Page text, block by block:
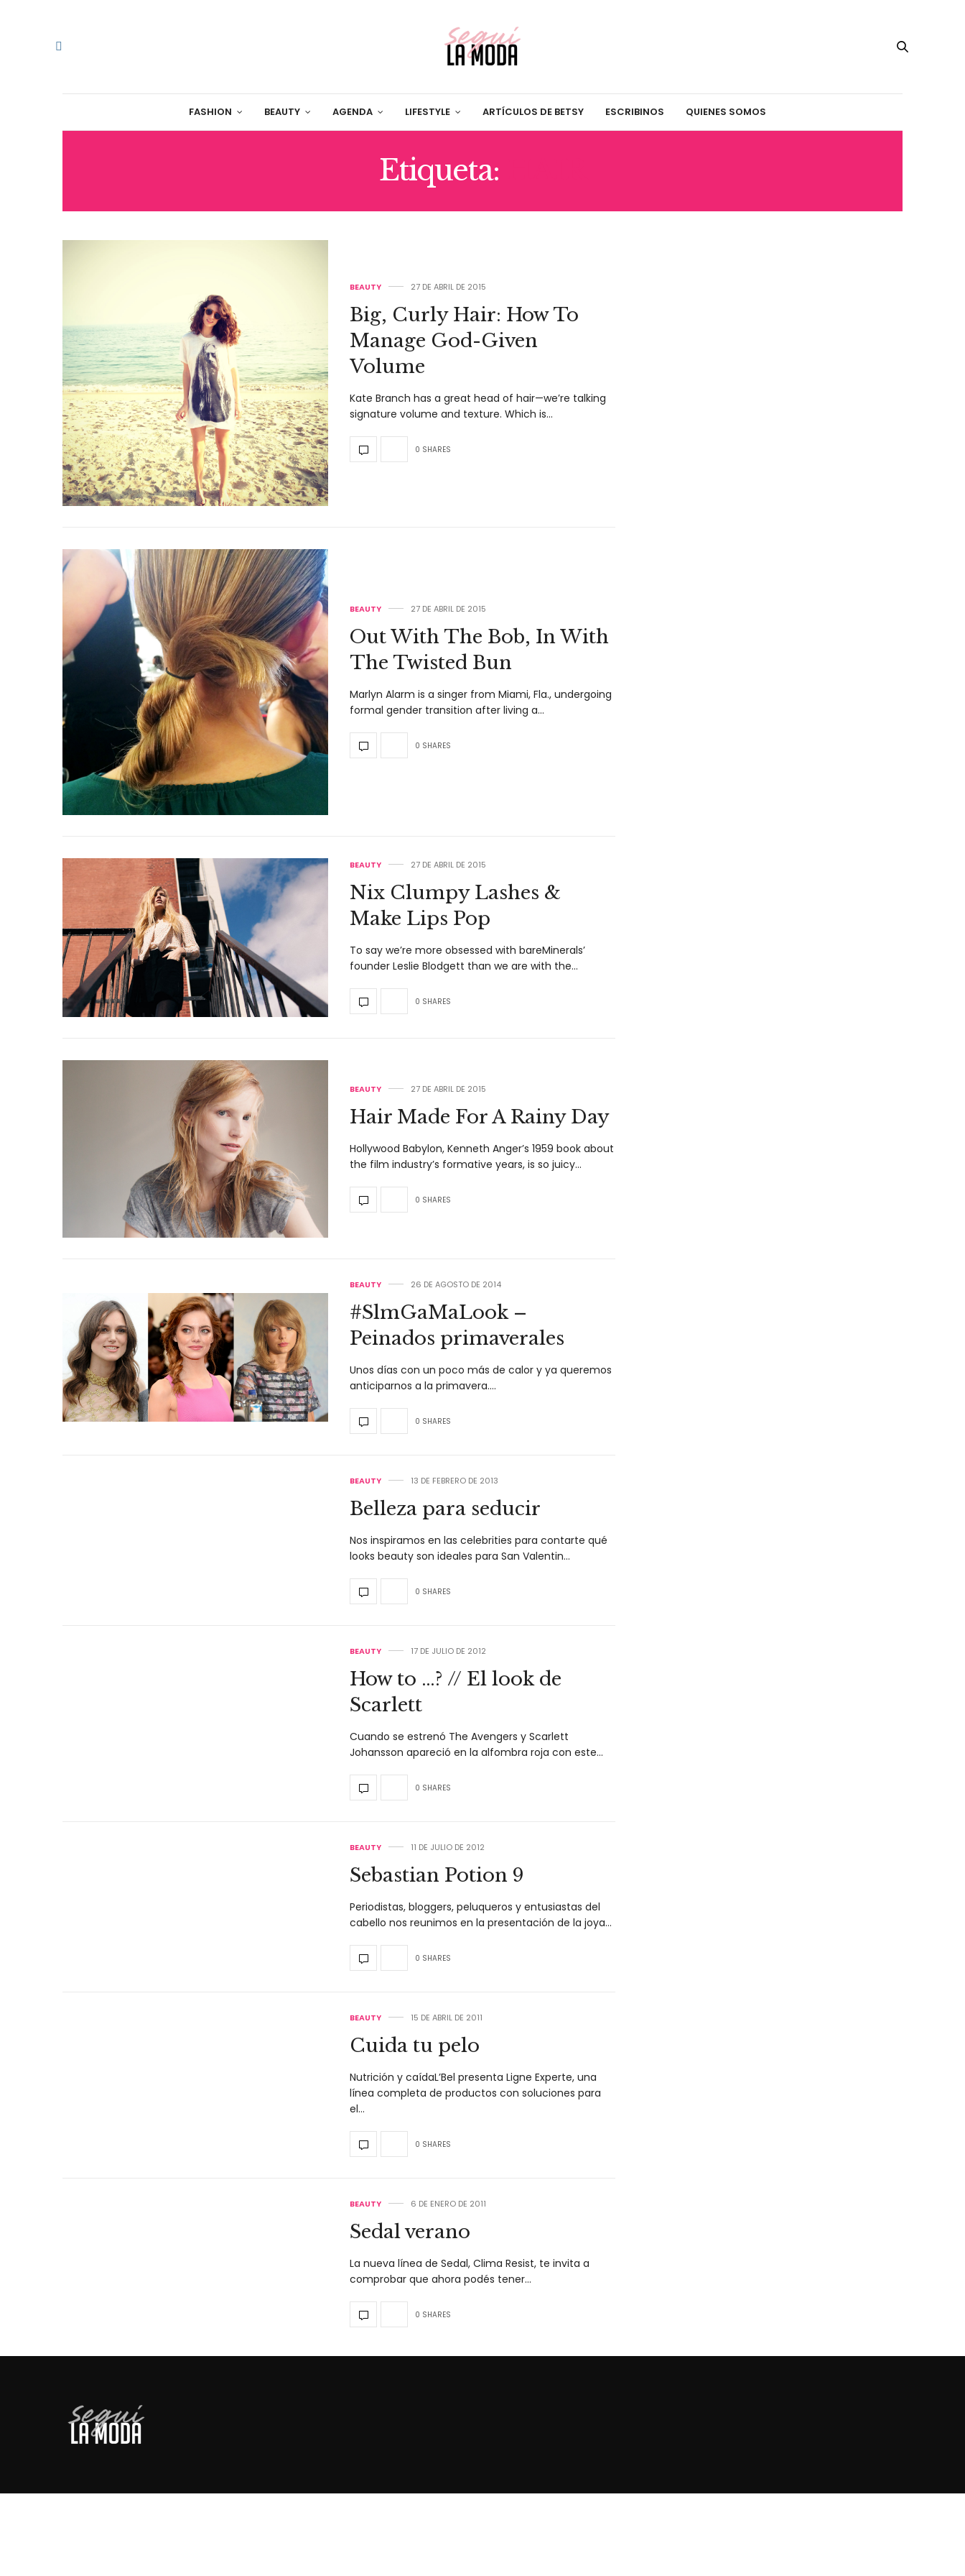
FASHION BEAUTY AGENDA LIFESTYLE ARTÍCULOS DE BETSY ESCRIBINOS QUIENES SOMOS
Etiqueta:
BEAUTY 27 DE ABRIL DE 2015
Big, Curly Hair: How To
Manage God-Given
Volume
Kate Branch has a great head of hair—we’re talking
signature volume and texture. Which is…
0 SHARES
BEAUTY 27 DE ABRIL DE 2015
Out With The Bob, In With
The Twisted Bun
Marlyn Alarm is a singer from Miami, Fla., undergoing
formal gender transition after living a…
0 SHARES
BEAUTY 27 DE ABRIL DE 2015
Nix Clumpy Lashes &
Make Lips Pop
To say we’re more obsessed with bareMinerals’
founder Leslie Blodgett than we are with the…
0 SHARES
BEAUTY 27 DE ABRIL DE 2015
Hair Made For A Rainy Day
Hollywood Babylon, Kenneth Anger’s 1959 book about
the film industry’s formative years, is so juicy…
0 SHARES
BEAUTY 26 DE AGOSTO DE 2014
#SlmGaMaLook –
Peinados primaverales
Unos días con un poco más de calor y ya queremos
anticiparnos a la primavera.…
0 SHARES
BEAUTY 13 DE FEBRERO DE 2013
Belleza para seducir
Nos inspiramos en las celebrities para contarte qué
looks beauty son ideales para San Valentin…
0 SHARES
BEAUTY 17 DE JULIO DE 2012
How to …? // El look de
Scarlett
Cuando se estrenó The Avengers y Scarlett
Johansson apareció en la alfombra roja con este…
0 SHARES
BEAUTY 11 DE JULIO DE 2012
Sebastian Potion 9
Periodistas, bloggers, peluqueros y entusiastas del
cabello nos reunimos en la presentación de la joya…
0 SHARES
BEAUTY 15 DE ABRIL DE 2011
Cuida tu pelo
Nutrición y caídaL’Bel presenta Ligne Experte, una
línea completa de productos con soluciones para
el…
0 SHARES
BEAUTY 6 DE ENERO DE 2011
Sedal verano
La nueva línea de Sedal, Clima Resist, te invita a
comprobar que ahora podés tener…
0 SHARES